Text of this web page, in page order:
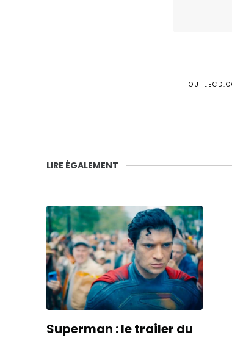
LIRE ÉGALEMENT
Superman : le trailer du